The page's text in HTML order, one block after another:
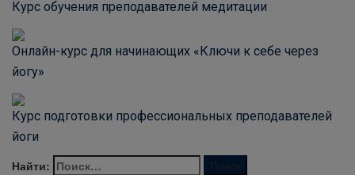
Курс обучения преподавателей медитации
Онлайн-курс для начинающих «Ключи к себе через
йогу»
Курс подготовки профессиональных преподавателей
йоги
Найти: